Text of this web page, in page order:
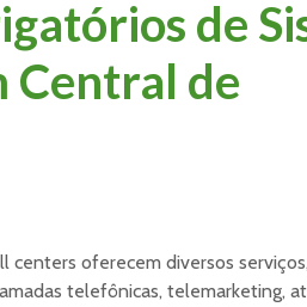
de
Central de
centers oferecem diversos
telefônicas, telemarketing,